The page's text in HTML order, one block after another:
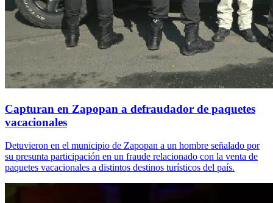
Capturan en Zapopan a defraudador de paquetes
vacacionales
Detuvieron en el municipio de Zapopan a un hombre señalado por
su presunta participación en un fraude relacionado con la venta de
paquetes vacacionales a distintos destinos turísticos del país.